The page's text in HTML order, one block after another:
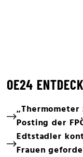
OE24
Posting der
Edtstadler
Frauen